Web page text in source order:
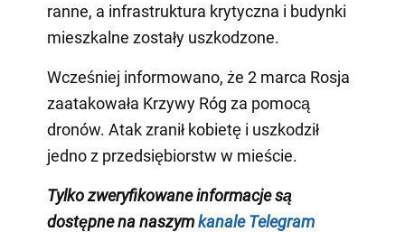
ranne, a infrastruktura krytyczna i budynki
mieszkalne zostały uszkodzone.
Wcześniej informowano, że 2 marca Rosja
zaatakowała Krzywy Róg za pomocą
dronów. Atak zranił kobietę i uszkodził
jedno z przedsiębiorstw w mieście.
Tylko zweryfikowane informacje są
dostępne na naszymkanale Telegram